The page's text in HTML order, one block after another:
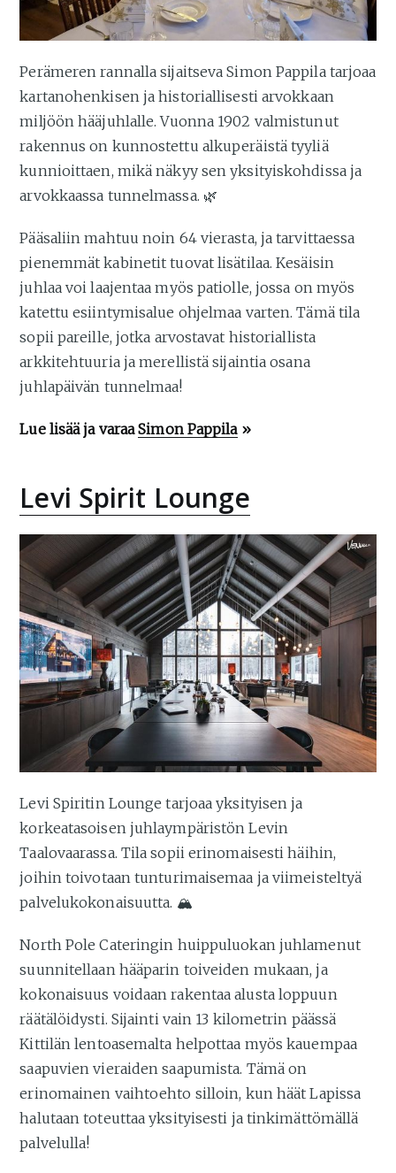
Perämeren rannalla sijaitseva Simon Pappila tarjoaa
kartanohenkisen ja historiallisesti arvokkaan
miljöön hääjuhlalle. Vuonna 1902 valmistunut
rakennus on kunnostettu alkuperäistä tyyliä
kunnioittaen, mikä näkyy sen yksityiskohdissa ja
arvokkaassa tunnelmassa. 🌿
Pääsaliin mahtuu noin 64 vierasta, ja tarvittaessa
pienemmät kabinetit tuovat lisätilaa. Kesäisin
juhlaa voi laajentaa myös patiolle, jossa on myös
katettu esiintymisalue ohjelmaa varten. Tämä tila
sopii pareille, jotka arvostavat historiallista
arkkitehtuuria ja merellistä sijaintia osana
juhlapäivän tunnelmaa!
Lue lisää ja varaaSimon Pappila»
Levi Spirit Lounge
Levi Spiritin Lounge tarjoaa yksityisen ja
korkeatasoisen juhlaympäristön Levin
Taalovaarassa. Tila sopii erinomaisesti häihin,
joihin toivotaan tunturimaisemaa ja viimeisteltyä
palvelukokonaisuutta. 🏔️
North Pole Cateringin huippuluokan juhlamenut
suunnitellaan hääparin toiveiden mukaan, ja
kokonaisuus voidaan rakentaa alusta loppuun
räätälöidysti. Sijainti vain 13 kilometrin päässä
Kittilän lentoasemalta helpottaa myös kauempaa
saapuvien vieraiden saapumista. Tämä on
erinomainen vaihtoehto silloin, kun häät Lapissa
halutaan toteuttaa yksityisesti ja tinkimättömällä
palvelulla!